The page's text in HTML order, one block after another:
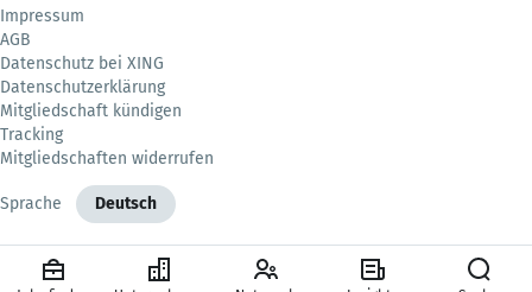
Impressum
AGB
Datenschutz bei XING
Datenschutzerklärung
Mitgliedschaft kündigen
Tracking
Mitgliedschaften widerrufen
Sprache Deutsch